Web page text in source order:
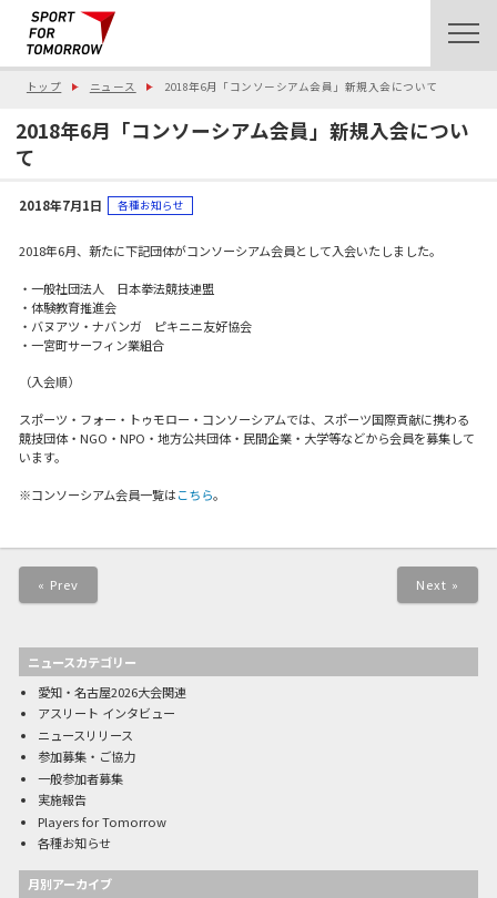
トップ ニュース 2018年6月「コンソーシアム会員」新規入会について
2018年6月「コンソーシアム会員」新規入会につい
て
2018年7月1日 各種お知らせ
2018年6月、新たに下記団体がコンソーシアム会員として入会いたしました。
・一般社団法人 日本拳法競技連盟
・体験教育推進会
・バヌアツ・ナバンガ ピキニニ友好協会
・一宮町サーフィン業組合
（入会順）
スポーツ・フォー・トゥモロー・コンソーシアムでは、スポーツ国際貢献に携わる
競技団体・NGO・NPO・地方公共団体・民間企業・大学等などから会員を募集して
います。
※コンソーシアム会員一覧はこちら。
« Prev Next »
ニュースカテゴリー
愛知・名古屋2026大会関連
アスリート インタビュー
ニュースリリース
参加募集・ご協力
一般参加者募集
実施報告
Players for Tomorrow
各種お知らせ
月別アーカイブ